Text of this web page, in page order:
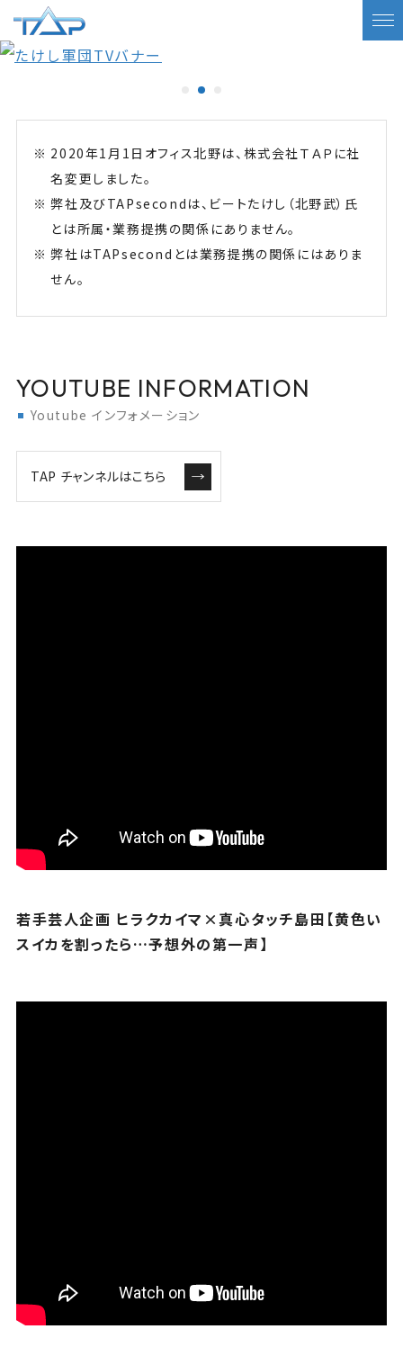
2020年1月1日オフィス北野は、株式会社ＴＡＰに社
名変更しました。
弊社及びTAPsecondは、ビートたけし（北野武）氏
とは所属・業務提携の関係にありません。
弊社はTAPsecondとは業務提携の関係にはありま
せん。
YOUTUBE INFORMATION
Youtube インフォメーション
TAP チャンネルはこちら
若手芸人企画 ヒラクカイマ×真心タッチ島田【黄色い
スイカを割ったら…予想外の第一声】